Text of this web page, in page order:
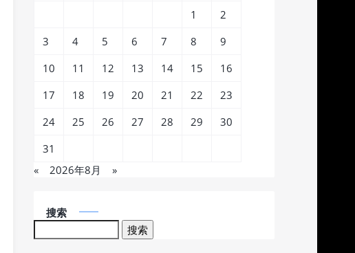
« 2026年8月 »
1
2
3
4 5 6 7 8
9
10
11 12 13 14 15
16
17
18 19 20 21 22
23
24
25 26 27 28 29
30
31
搜索